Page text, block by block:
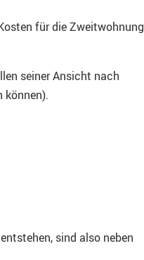
für die Zweitwohnung
seiner Ansicht nach
können).
sind also neben